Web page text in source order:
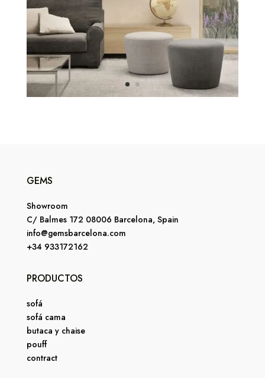
GEMS
Showroom
C/ Balmes 172 08006 Barcelona, Spain
info@gemsbarcelona.com
+34 933172162
PRODUCTOS
sofá
sofá cama
butaca y chaise
pouff
contract